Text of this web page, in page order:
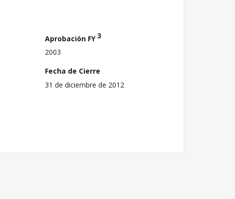
Aprobación FY3
2003
Fecha de Cierre
31 de diciembre de 2012